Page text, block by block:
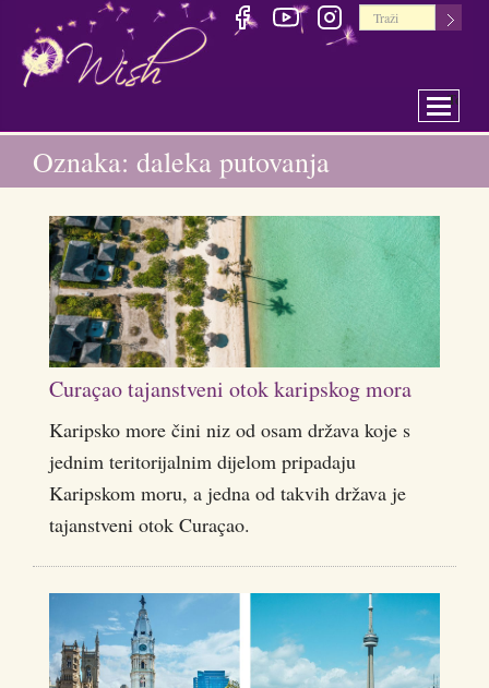
Oznaka: daleka putovanja
Curaçao tajanstveni otok karipskog mora
Karipsko more čini niz od osam država koje s
jednim teritorijalnim dijelom pripadaju
Karipskom moru, a jedna od takvih država je
tajanstveni otok Curaçao.